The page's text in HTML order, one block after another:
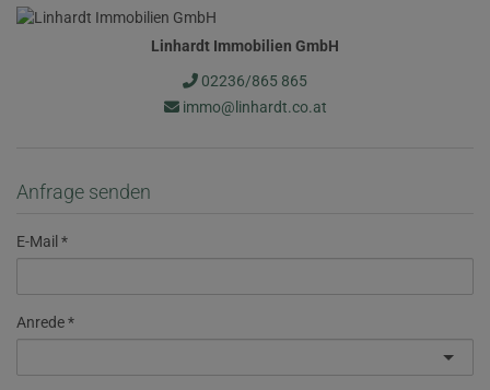
Linhardt Immobilien GmbH
02236/865 865
immo@linhardt.co.at
Anfrage senden
E-Mail
Anrede